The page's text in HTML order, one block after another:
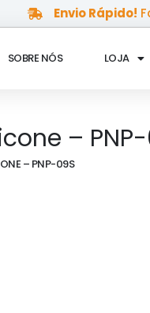
Envio Rápido!
SOBRE NÓS LOJA
–
– PNP-09S